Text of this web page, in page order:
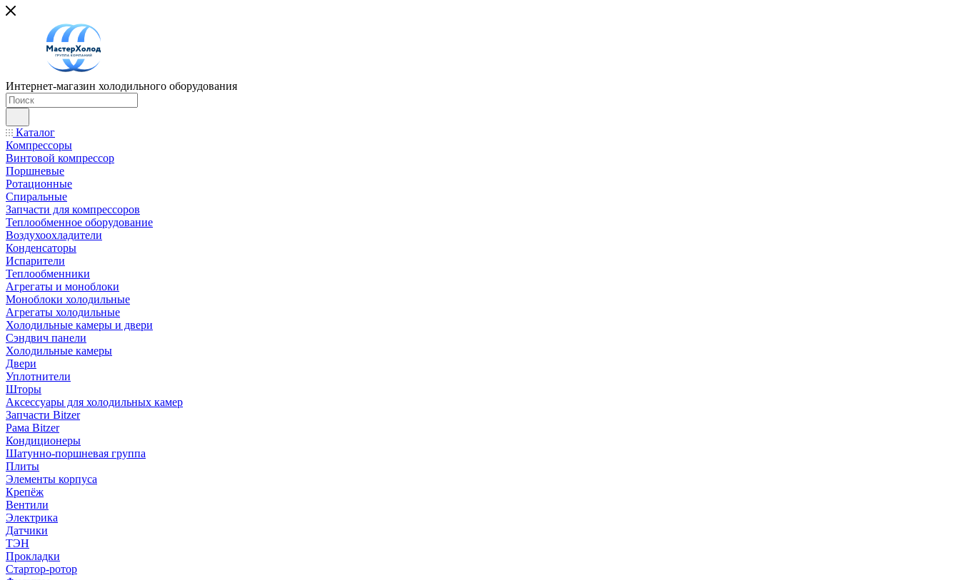
Интернет-магазин холодильного оборудования
Каталог
Компрессоры
Винтовой компрессор
Поршневые
Ротационные
Спиральные
Запчасти для компрессоров
Теплообменное оборудование
Воздухоохладители
Конденсаторы
Испарители
Теплообменники
Агрегаты и моноблоки
Моноблоки холодильные
Агрегаты холодильные
Холодильные камеры и двери
Сэндвич панели
Холодильные камеры
Двери
Уплотнители
Шторы
Аксессуары для холодильных камер
Запчасти Bitzer
Рама Bitzer
Кондиционеры
Шатунно-поршневая группа
Плиты
Элементы корпуса
Крепёж
Вентили
Электрика
Датчики
ТЭН
Прокладки
Стартор-ротор